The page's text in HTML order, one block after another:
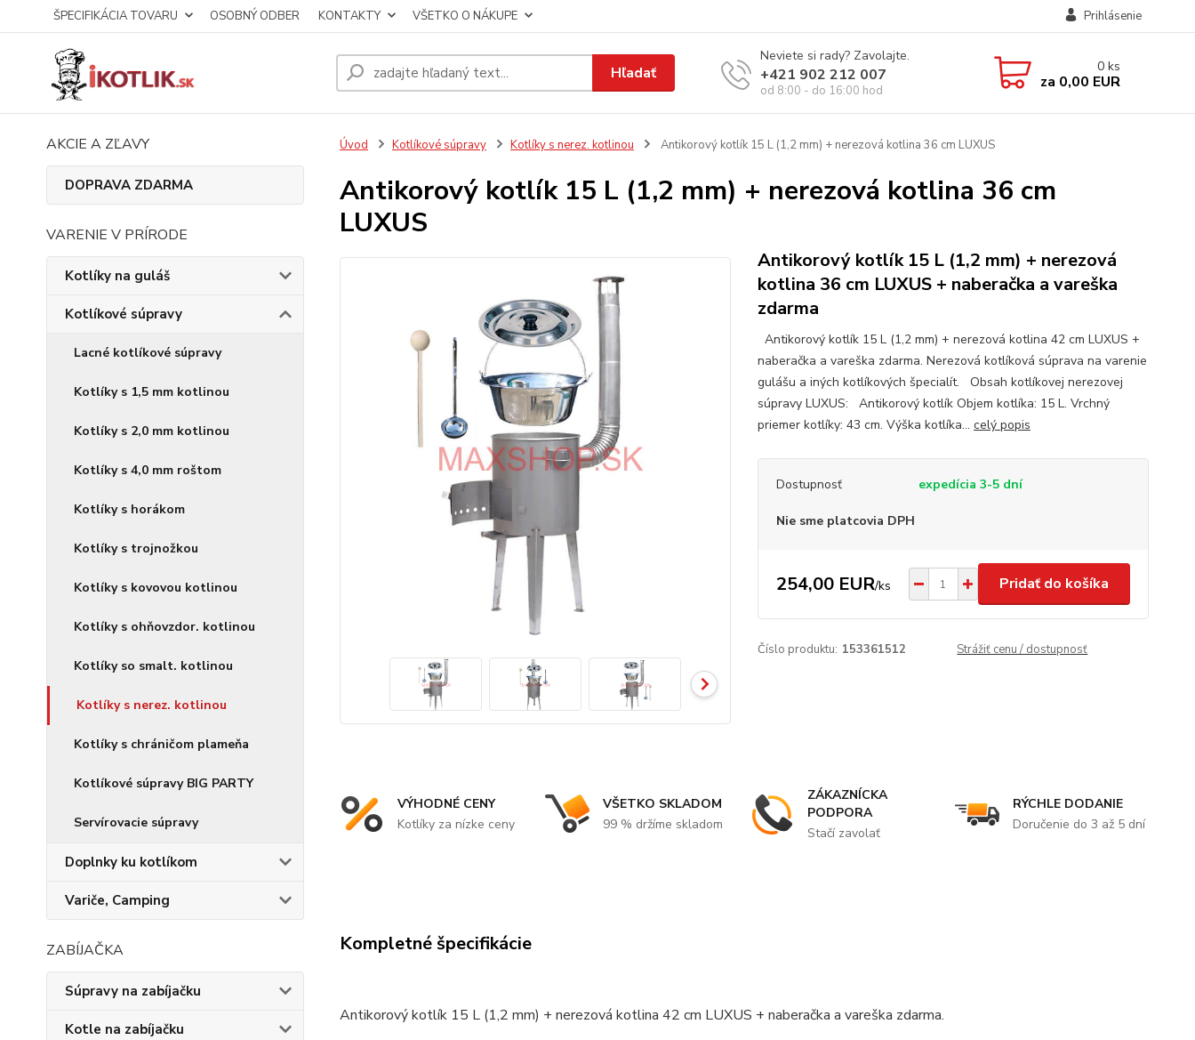
ŠPECIFIKÁCIA TOVARU OSOBNÝ ODBER KONTAKTY VŠETKO O NÁKUPE Prihlásenie
Hľadať
Neviete si rady? Zavolajte.
+421 902 212 007
od 8:00 - do 16:00 hod
0 ks
za 0,00 EUR
AKCIE A ZĽAVY
DOPRAVA ZDARMA
VARENIE V PRÍRODE
Kotlíky na guláš
Kotlíkové súpravy
Lacné kotlíkové súpravy
Kotlíky s 1,5 mm kotlinou
Kotlíky s 2,0 mm kotlinou
Kotlíky s 4,0 mm roštom
Kotlíky s horákom
Kotlíky s trojnožkou
Kotlíky s kovovou kotlinou
Kotlíky s ohňovzdor. kotlinou
Kotlíky so smalt. kotlinou
Kotlíky s nerez. kotlinou
Kotlíky s chráničom plameňa
Kotlíkové súpravy BIG PARTY
Servírovacie súpravy
Doplnky ku kotlíkom
Variče, Camping
ZABÍJAČKA
Súpravy na zabíjačku
Kotle na zabíjačku
Úvod Kotlíkové súpravy Kotlíky s nerez. kotlinou Antikorový kotlík 15 L (1,2 mm) + nerezová kotlina 36 cm LUXUS
Antikorový kotlík 15 L (1,2 mm) + nerezová kotlina 36 cm
LUXUS
Antikorový kotlík 15 L (1,2 mm) + nerezová
kotlina 36 cm LUXUS + naberačka a vareška
zdarma
Antikorový kotlík 15 L (1,2 mm) + nerezová kotlina 42 cm LUXUS +
naberačka a vareška zdarma. Nerezová kotlíková súprava na varenie
gulášu a iných kotlíkových špecialít. Obsah kotlíkovej nerezovej
súpravy LUXUS: Antikorový kotlík Objem kotlíka: 15 L. Vrchný
priemer kotlíky: 43 cm. Výška kotlíka... celý popis
Dostupnosť expedícia 3-5 dní
Nie sme platcovia DPH
254,00 EUR/ks Pridať do košíka
Číslo produktu: 153361512 Strážiť cenu / dostupnosť
VÝHODNÉ CENY
Kotlíky za nízke ceny
VŠETKO SKLADOM
99 % držíme skladom
ZÁKAZNÍCKA
PODPORA
Stačí zavolať
RÝCHLE DODANIE
Doručenie do 3 až 5 dní
Kompletné špecifikácie
Antikorový kotlík 15 L (1,2 mm) + nerezová kotlina 42 cm LUXUS + naberačka a vareška zdarma.